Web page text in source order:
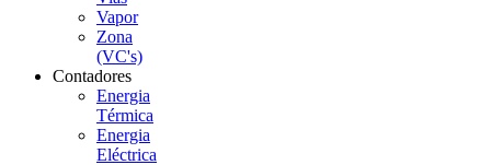
Vapor
Zona
(VC's)
Contadores
Energia
Térmica
Energia
Eléctrica